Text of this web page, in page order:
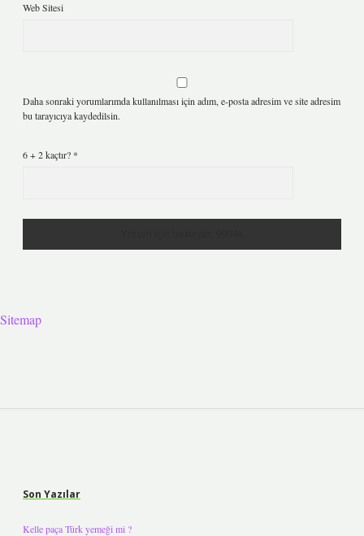
Web Sitesi
Daha sonraki yorumlarımda kullanılması için adım, e-posta adresim ve site adresim
bu tarayıcıya kaydedilsin.
6 + 2 kaçtır? *
Sitemap
Son Yazılar
Kelle paça Türk yemeği mi ?